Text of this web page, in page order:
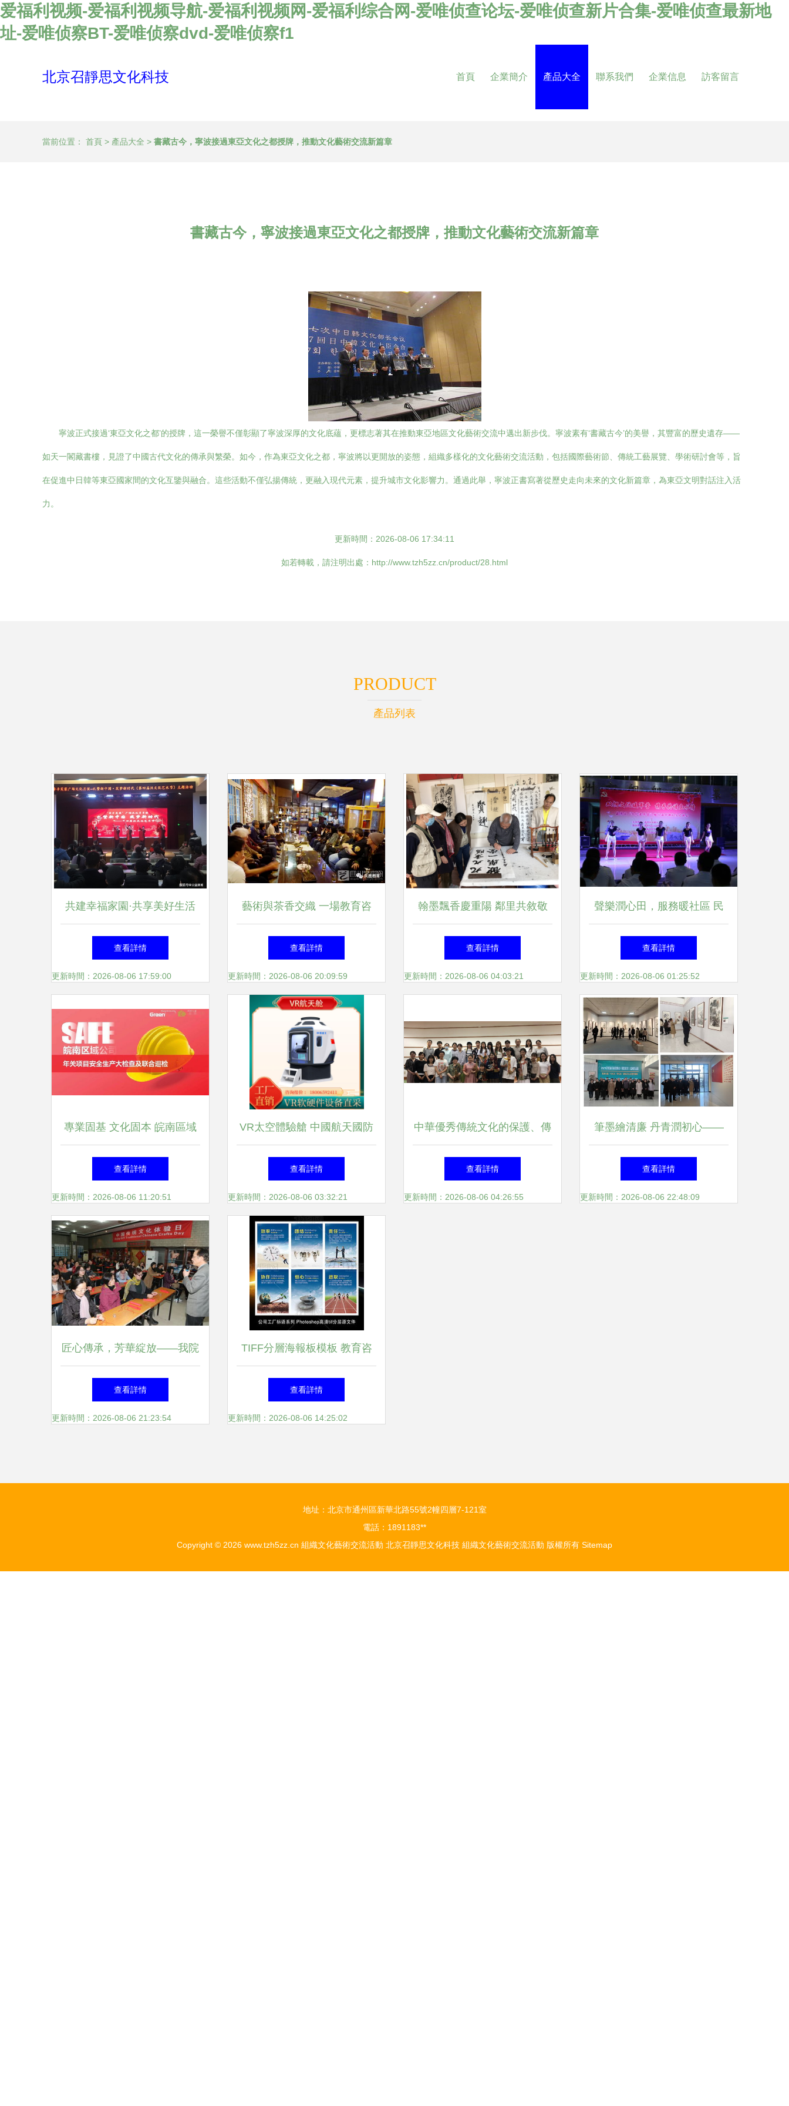
爱福利视频-爱福利视频导航-爱福利视频网-爱福利综合网-爱唯侦查论坛-爱唯侦查新片合集-爱唯侦查最新地
址-爱唯侦察BT-爱唯侦察dvd-爱唯侦察f1
北京召靜思文化科技 首頁 企業簡介 產品大全 聯系我們 企業信息 訪客留言
當前位置： 首頁 > 產品大全 > 書藏古今，寧波接過東亞文化之都授牌，推動文化藝術交流新篇章
書藏古今，寧波接過東亞文化之都授牌，推動文化藝術交流新篇章
寧波正式接過‘東亞文化之都’的授牌，這一榮譽不僅彰顯了寧波深厚的文化底蘊，更標志著其在推動東亞地區文化藝術交流中邁出新步伐。寧波素有‘書藏古今’的美譽，其豐富的歷史遺存——
如天一閣藏書樓，見證了中國古代文化的傳承與繁榮。如今，作為東亞文化之都，寧波將以更開放的姿態，組織多樣化的文化藝術交流活動，包括國際藝術節、傳統工藝展覽、學術研討會等，旨
在促進中日韓等東亞國家間的文化互鑒與融合。這些活動不僅弘揚傳統，更融入現代元素，提升城市文化影響力。通過此舉，寧波正書寫著從歷史走向未來的文化新篇章，為東亞文明對話注入活
力。
更新時間：2026-08-06 17:34:11
如若轉載，請注明出處：http://www.tzh5zz.cn/product/28.html
PRODUCT
產品列表
共建幸福家園·共享美好生活
——灘頭坪社區迎元旦文藝匯
演側記
查看詳情
更新時間：2026-08-06 17:59:00
藝術與茶香交織 一場教育咨
詢服務的深度對話
查看詳情
更新時間：2026-08-06 20:09:59
翰墨飄香慶重陽 鄰里共敘敬
老情——管城區蓉灣社區舉
辦“九九重陽節 書法展風采”書
查看詳情
更新時間：2026-08-06 04:03:21
聲樂潤心田，服務暖社區 民
族聲樂系“書記項目”文化志愿
活動走進基層
查看詳情
更新時間：2026-08-06 01:25:52
專業固基 文化固本 皖南區域
公司以聯合巡檢筑牢安全防線
查看詳情
更新時間：2026-08-06 11:20:51
VR太空體驗艙 中國航天國防
教育科技館中的心理脫敏與教
育咨詢服務新探索
查看詳情
更新時間：2026-08-06 03:32:21
中華優秀傳統文化的保護、傳
承與國際交流——日語學院、
日研中心成功舉辦皮影講座
查看詳情
更新時間：2026-08-06 04:26:55
筆墨繪清廉 丹青潤初心——
縣司法局組織參觀第二屆'沁之
水·清之風'廉潔文化書畫展
查看詳情
更新時間：2026-08-06 22:48:09
匠心傳承，芳華綻放——我院
婦工委組織紀念三八國際勞動
婦女節京城百工坊傳統手工藝
查看詳情
更新時間：2026-08-06 21:23:54
TIFF分層海報板模板 教育咨
詢服務的創意設計與高效應用
查看詳情
更新時間：2026-08-06 14:25:02
地址：北京市通州區新華北路55號2幢四層7-121室
電話：1891183**
Copyright © 2026 www.tzh5zz.cn 組織文化藝術交流活動 北京召靜思文化科技 組織文化藝術交流活動 版權所有 Sitemap